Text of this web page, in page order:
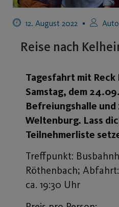
12. August 2022
Reise nach
Tagesfahrt mit Reck
Samstag, dem
Befreiungshalle und
Weltenburg. Lass
Teilnehmerliste
Treffpunkt:
Röthenbach;
ca. 19:30 Uhr